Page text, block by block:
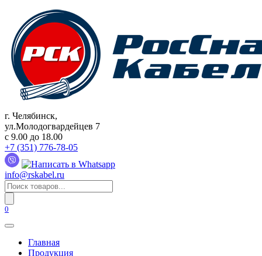
содержанию
г. Челябинск,
ул.Молодогвардейцев 7
c 9.00 до 18.00
+7 (351) 776-78-05
info@rskabel.ru
Поиск
товаров
0
Главная
Продукция